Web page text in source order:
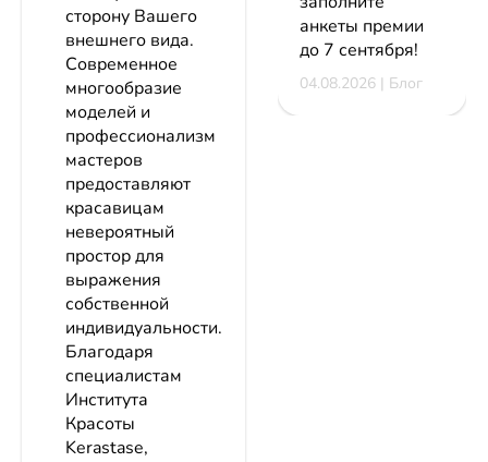
сторону Вашего
внешнего вида.
Современное
многообразие
моделей и
профессионализм
мастеров
предоставляют
красавицам
невероятный
простор для
выражения
собственной
индивидуальности.
Благодаря
специалистам
Института
Красоты
Kerastase,
анкеты премии
до 7 сентября!
04.08.2026 | Блог